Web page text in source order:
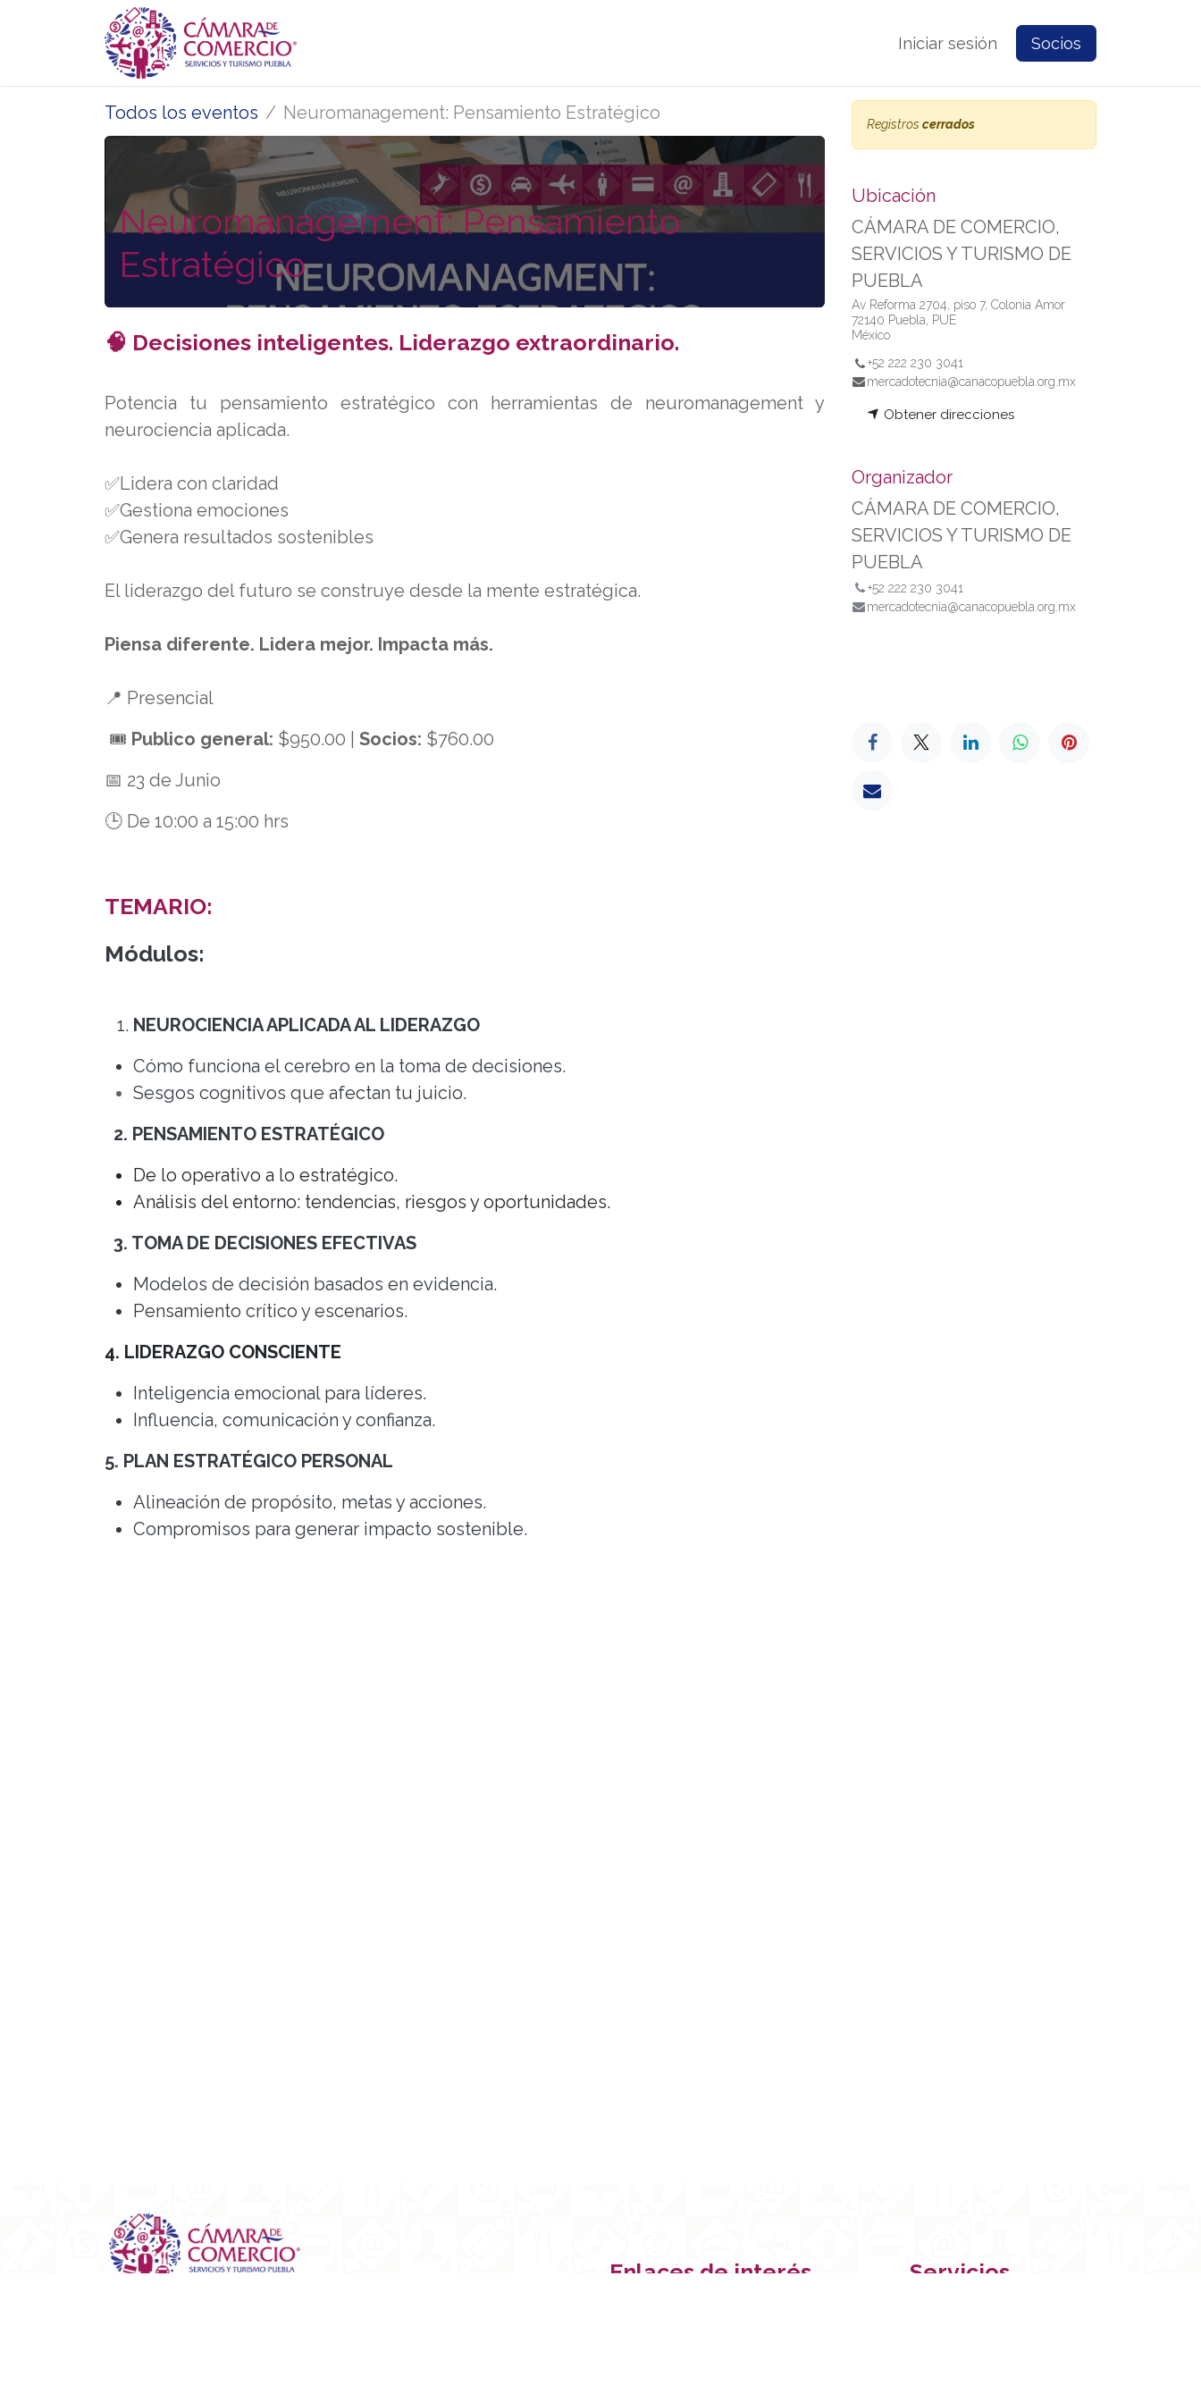
Contacto Prensa
Iniciar sesión Socios
Todos los eventos Neuromanagement: Pensamiento Estratégico
Neuromanagement: Pensamiento
Estratégico
🧠 Decisiones inteligentes. Liderazgo extraordinario.
Potencia tu pensamiento estratégico con herramientas de neuromanagement y
neurociencia aplicada.
✅Lidera con claridad
✅Gestiona emociones
✅Genera resultados sostenibles
El liderazgo del futuro se construye desde la mente estratégica.
Piensa diferente. Lidera mejor. Impacta más.
📍 Presencial
🎟️ Publico general: $950.00 | Socios: $760.00
📅 23 de Junio
🕒 De 10:00 a 15:00 hrs
TEMARIO:
Módulos:
NEUROCIENCIA APLICADA AL LIDERAZGO
Cómo funciona el cerebro en la toma de decisiones.
Sesgos cognitivos que afectan tu juicio.
2. PENSAMIENTO ESTRATÉGICO
De lo operativo a lo estratégico.
Análisis del entorno: tendencias, riesgos y oportunidades.
3. TOMA DE DECISIONES EFECTIVAS
Modelos de decisión basados en evidencia.
Pensamiento crítico y escenarios.
4. LIDERAZGO CONSCIENTE
Inteligencia emocional para líderes.
Influencia, comunicación y confianza.
5. PLAN ESTRATÉGICO PERSONAL
Alineación de propósito, metas y acciones.
Compromisos para generar impacto sostenible.
Registros cerrados
Ubicación
CÁMARA DE COMERCIO,
SERVICIOS Y TURISMO DE
PUEBLA
Av Reforma 2704, piso 7, Colonia Amor
72140 Puebla, PUE
México
+52 222 230 3041
mercadotecnia@canacopuebla.org.mx
Obtener direcciones
Organizador
CÁMARA DE COMERCIO,
SERVICIOS Y TURISMO DE
PUEBLA
+52 222 230 3041
mercadotecnia@canacopuebla.org.mx
Servicios
Enlaces de interés